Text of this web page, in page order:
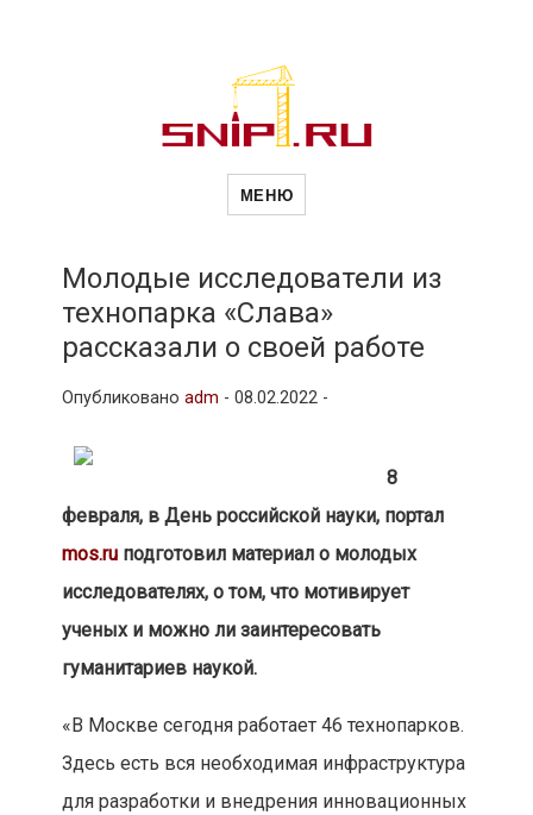
Новости
и
рубрики
МЕНЮ
Молодые исследователи из
технопарка «Слава»
рассказали о своей работе
Опубликовано adm - 08.02.2022 -
8
февраля, в День российской науки, портал
mos.ruподготовил материал о молодых
исследователях, о том, что мотивирует
ученых и можно ли заинтересовать
гуманитариев наукой.
«В Москве сегодня работает 46 технопарков.
Здесь есть вся необходимая инфраструктура
для разработки и внедрения инновационных